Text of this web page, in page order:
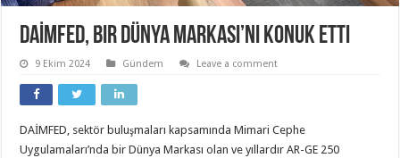
DAİMFED, bir Dünya Markası’nı konuk etti
9 Ekim 2024 Gündem Leave a comment
DAİMFED, sektör buluşmaları kapsamında Mimari Cephe
Uygulamaları’nda bir Dünya Markası olan ve yıllardır AR-GE 250